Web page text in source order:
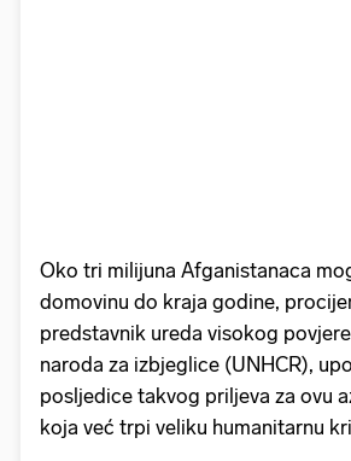
Oko tri milijuna Afganistanaca
domovinu do kraja godine,
predstavnik ureda visokog
naroda za izbjeglice (UNHCR),
posljedice takvog priljeva za ovu
koja već trpi veliku humanitarnu